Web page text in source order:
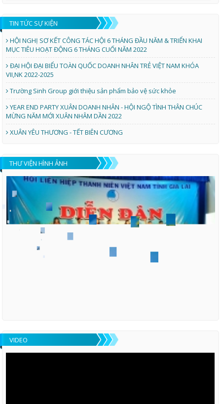
TIN TỨC SỰ KIỆN
HỘI NGHỊ SƠ KẾT CÔNG TÁC HỘI 6 THÁNG ĐẦU NĂM & TRIỂN KHAI
MỤC TIÊU HOẠT ĐỘNG 6 THÁNG CUỐI NĂM 2022
ĐẠI HỘI ĐẠI BIỂU TOÀN QUỐC DOANH NHÂN TRẺ VIỆT NAM KHÓA
VII,NK 2022-2025
Trường Sinh Group giới thiệu sản phẩm bảo vệ sức khỏe
YEAR END PARTY XUÂN DOANH NHÂN - HỘI NGỘ TÌNH THÂN CHÚC
MỪNG NĂM MỚI XUÂN NHÂM DẦN 2022
XUÂN YÊU THƯƠNG - TẾT BIÊN CƯƠNG
THƯ VIỆN HÌNH ẢNH
VIDEO